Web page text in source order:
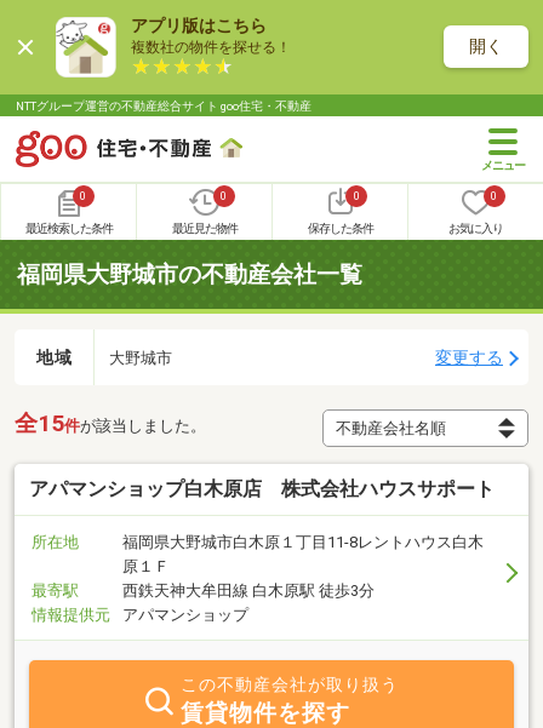
アプリ版はこちら
複数社の物件を探せる！ 開く
NTTグループ運営の不動産総合サイト goo住宅・不動産
0
最近検索した条件
0
最近見た物件
0
保存した条件
0
お気に入り
福岡県大野城市の不動産会社一覧
地域 大野城市 変更する
全15件が該当しました。
アパマンショップ白木原店 株式会社ハウスサポート
所在地
福岡県大野城市白木原１丁目11-8レントハウス白木
原１Ｆ
最寄駅
西鉄天神大牟田線 白木原駅 徒歩3分
情報提供元
アパマンショップ
この不動産会社が取り扱う
賃貸物件を探す